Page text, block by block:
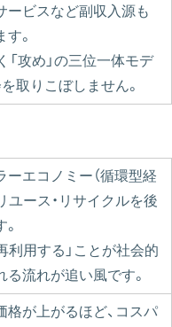
ービスなど副収入源も
。
「攻め」の三位一体モデ
取りこぼしません。
ーエコノミー（循環型経
ユース・リサイクルを後
利用する」ことが社会的
る流れが追い風です。
格が上がるほど、コスパ